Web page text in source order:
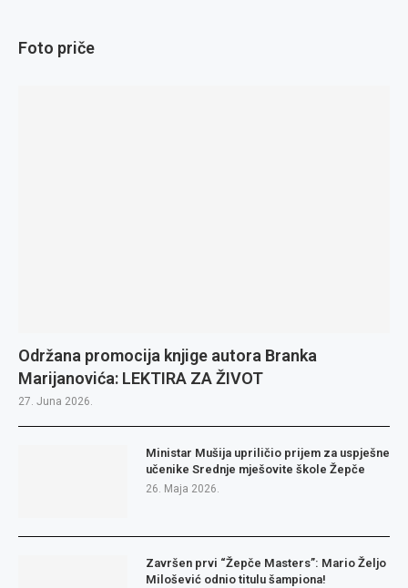
Foto priče
Održana promocija knjige autora Branka
Marijanovića: LEKTIRA ZA ŽIVOT
27. Juna 2026.
Ministar Mušija upriličio prijem za uspješne
učenike Srednje mješovite škole Žepče
26. Maja 2026.
Završen prvi “Žepče Masters”: Mario Željo
Milošević odnio titulu šampiona!